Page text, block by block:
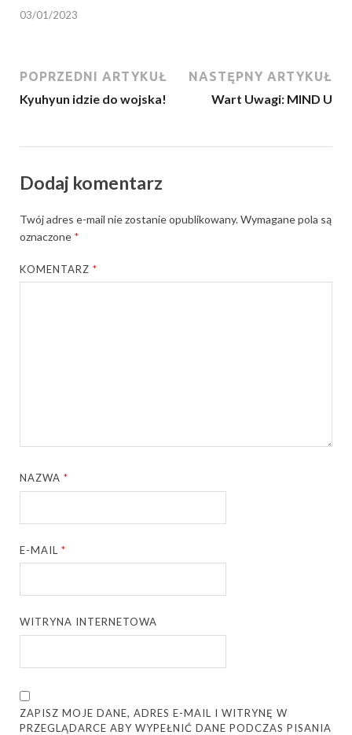
03/01/2023
POPRZEDNI ARTYKUŁ
Kyuhyun idzie do wojska!
NASTĘPNY ARTYKUŁ
Wart Uwagi: MIND U
Dodaj komentarz
Twój adres e-mail nie zostanie opublikowany.Wymagane pola są
oznaczone *
KOMENTARZ*
NAZWA*
E-MAIL*
WITRYNA INTERNETOWA
ZAPISZ MOJE DANE, ADRES E-MAIL I WITRYNĘ W
PRZEGLĄDARCE ABY WYPEŁNIĆ DANE PODCZAS PISANIA